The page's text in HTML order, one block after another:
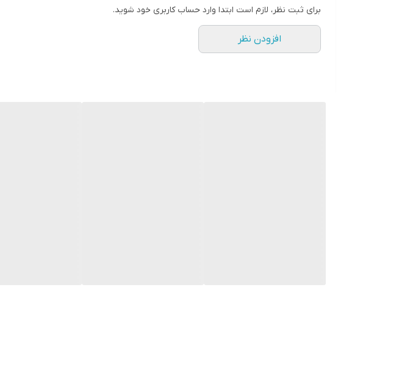
می‌کند. ویتامین‌های گروه ب هم در بدن ما به عنوان آنتی‌اکسیدان عمل می‌کنند. این
برای ثبت نظر، لازم است ابتدا وارد حساب کاربری خود شوید.
افزودن نظر